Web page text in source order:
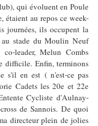
qui évoluent en Poule
étaient au repos ce week-
journées, ils occupent la
au stade du Moulin Neuf
leader, Melun Combs
difficile. Enfin, terminons
s'il en est ( n'est-ce pas
Cadets les 20e et 22e
Cycliste d'Aulnay-
de Sannois. De quoi
directeur plein de jolies